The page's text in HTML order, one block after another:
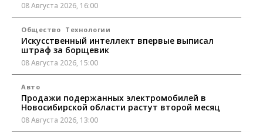
08 Августа 2026, 16:00
Общество Технологии
Искусственный интеллект впервые выписал
штраф за борщевик
08 Августа 2026, 15:00
Авто
Продажи подержанных электромобилей в
Новосибирской области растут второй месяц
08 Августа 2026, 13:00